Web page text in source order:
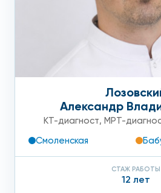
Александр
КТ-диагност, МРТ-
Смоленская
СТАЖ РАБОТЫ
12 лет